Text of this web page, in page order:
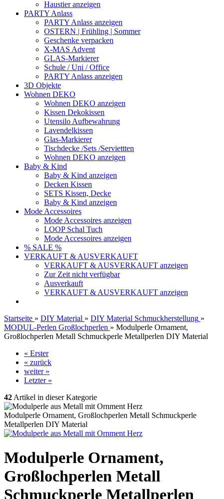
Haustier anzeigen
PARTY Anlass
PARTY Anlass anzeigen
OSTERN | Frühling | Sommer
Geschenke verpacken
X-MAS Advent
GLAS-Markierer
Schule / Uni / Office
PARTY Anlass anzeigen
3D Objekte
Wohnen DEKO
Wohnen DEKO anzeigen
Kissen Dekokissen
Utensilo Aufbewahrung
Lavendelkissen
Glas-Markierer
Tischdecke /Sets /Serviettten
Wohnen DEKO anzeigen
Baby & Kind
Baby & Kind anzeigen
Decken Kissen
SETS Kissen, Decke
Baby & Kind anzeigen
Mode Accessoires
Mode Accessoires anzeigen
LOOP Schal Tuch
Mode Accessoires anzeigen
% SALE %
VERKAUFT & AUSVERKAUFT
VERKAUFT & AUSVERKAUFT anzeigen
Zur Zeit nicht verfügbar
Ausverkauft
VERKAUFT & AUSVERKAUFT anzeigen
Startseite » DIY Material » DIY Material Schmuckherstellung »
MODUL-Perlen Großlochperlen » Modulperle Ornament,
Großlochperlen Metall Schmuckperle Metallperlen DIY Material
« Erster
« zurück
weiter »
Letzter »
42 Artikel in dieser Kategorie
Modulperle Ornament, Großlochperlen Metall Schmuckperle
Metallperlen DIY Material
Modulperle Ornament,
Großlochperlen Metall
Schmuckperle Metallperlen